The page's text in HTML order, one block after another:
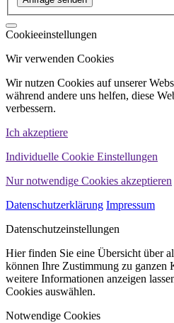
Cookieeinstellungen
Wir verwenden Cookies
Wir nutzen Cookies auf unserer
während andere uns helfen, diese
verbessern.
Ich akzeptiere
Individuelle Cookie Einstellungen
Nur notwendige Cookies akzeptieren
Datenschutzerklärung Impressum
Datenschutzeinstellungen
Hier finden Sie eine Übersicht über
können Ihre Zustimmung zu ganzen
weitere Informationen anzeigen
Cookies auswählen.
Notwendige Cookies